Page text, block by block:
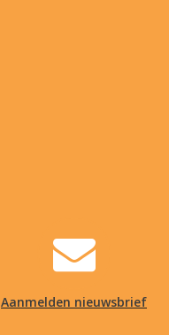
Aanmelden nieuwsbrief